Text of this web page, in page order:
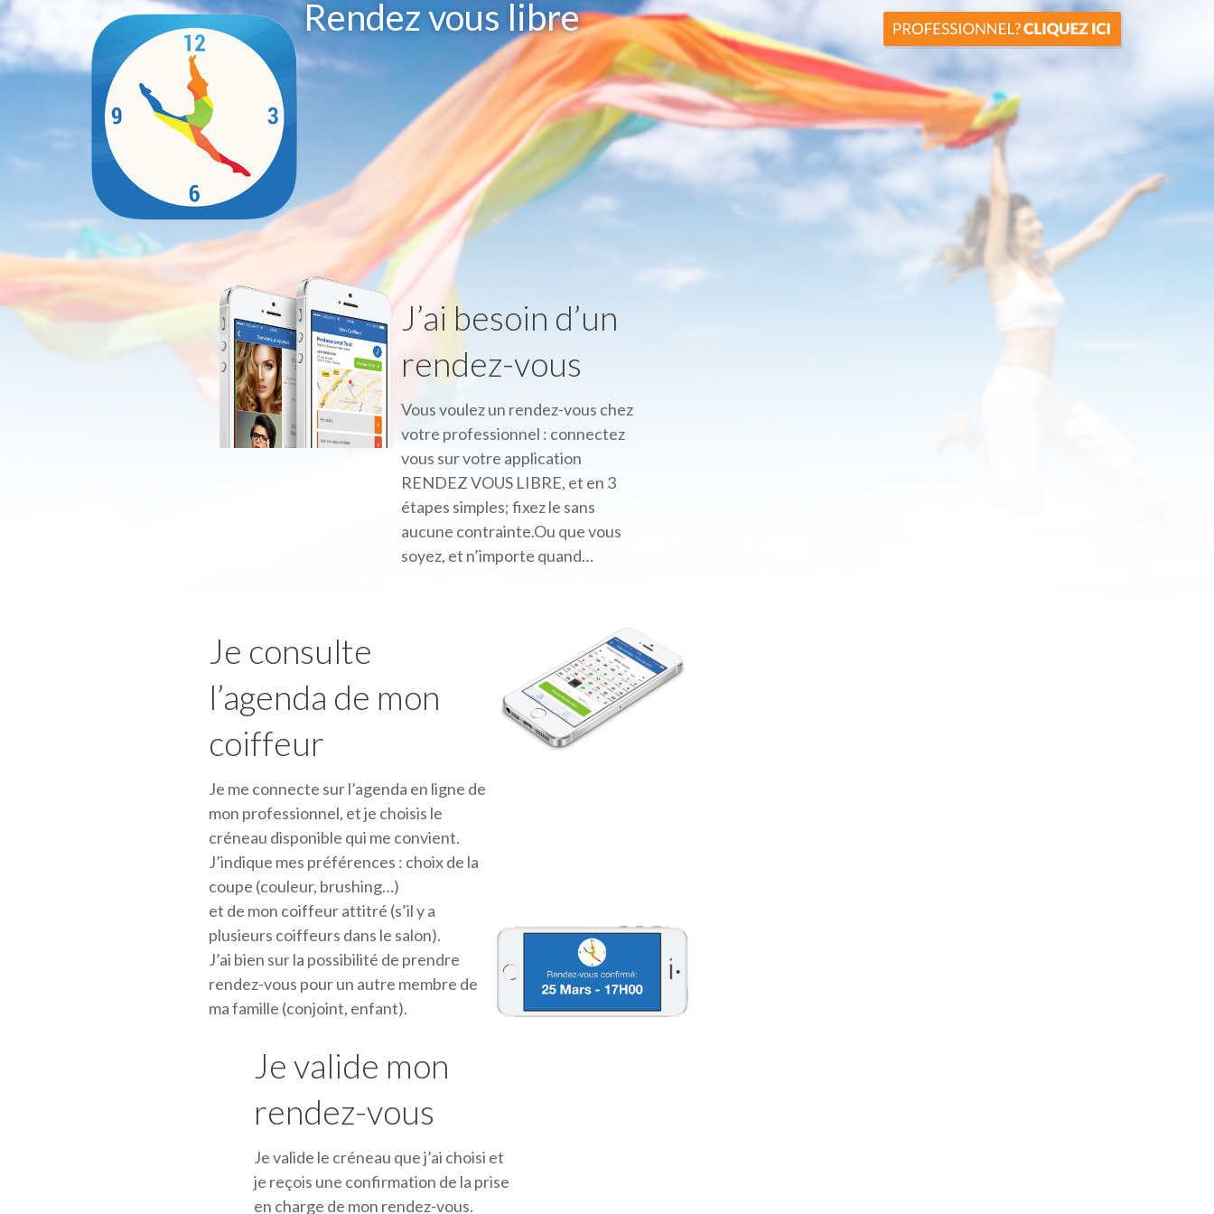
Rendez vous libre
J’ai besoin d’un
rendez-vous
Vous voulez un rendez-vous chez
votre professionnel : connectez
vous sur votre application
RENDEZ VOUS LIBRE, et en 3
étapes simples; fixez le sans
aucune contrainte.Ou que vous
soyez, et n’importe quand…
Je consulte
l’agenda de mon
coiffeur
Je me connecte sur l’agenda en ligne de
mon professionnel, et je choisis le
créneau disponible qui me convient.
J’indique mes préférences : choix de la
coupe (couleur, brushing…)
et de mon coiffeur attitré (s’il y a
plusieurs coiffeurs dans le salon).
J’ai bien sur la possibilité de prendre
rendez-vous pour un autre membre de
ma famille (conjoint, enfant).
Je valide mon
rendez-vous
Je valide le créneau que j’ai choisi et
je reçois une confirmation de la prise
en charge de mon rendez-vous.